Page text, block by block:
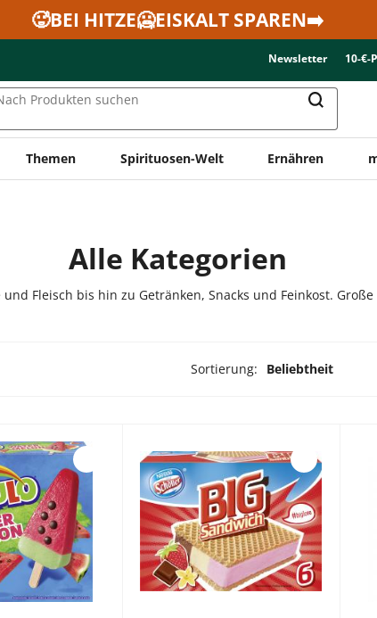
🥵BEI HITZE🥶EISKALT SPAREN➡️
Newsletter 10-€-
Produkten suchen
Themen Spirituosen-Welt Ernähren
Alle Kategorien
Fleisch bis hin zu Getränken, Snacks und Feinkost.
Sortierung: Beliebtheit